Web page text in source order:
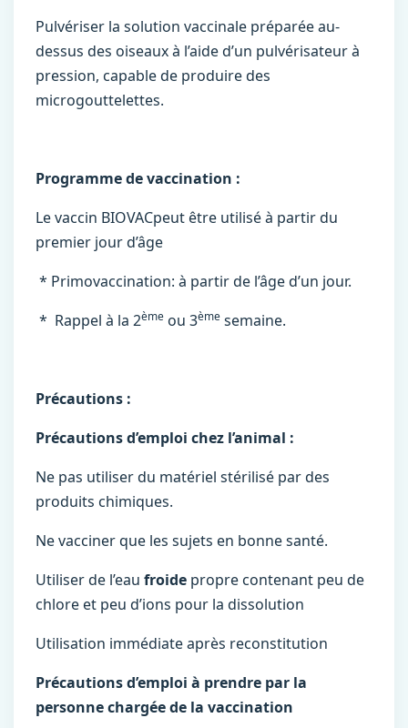
Pulvériser la solution vaccinale préparée au-
dessus des oiseaux à l’aide d’un pulvérisateur à
pression, capable de produire des
microgouttelettes.
Programme de vaccination :
Le vaccin BIOVACpeut être utilisé à partir du
premier jour d’âge
* Primovaccination: à partir de l’âge d’un jour.
* Rappel à la 2ème ou 3ème semaine.
Précautions :
Précautions d’emploi chez l’animal :
Ne pas utiliser du matériel stérilisé par des
produits chimiques.
Ne vacciner que les sujets en bonne santé.
Utiliser de l’eau froide propre contenant peu de
chlore et peu d’ions pour la dissolution
Utilisation immédiate après reconstitution
Précautions d’emploi à prendre par la
personne chargée de la vaccination